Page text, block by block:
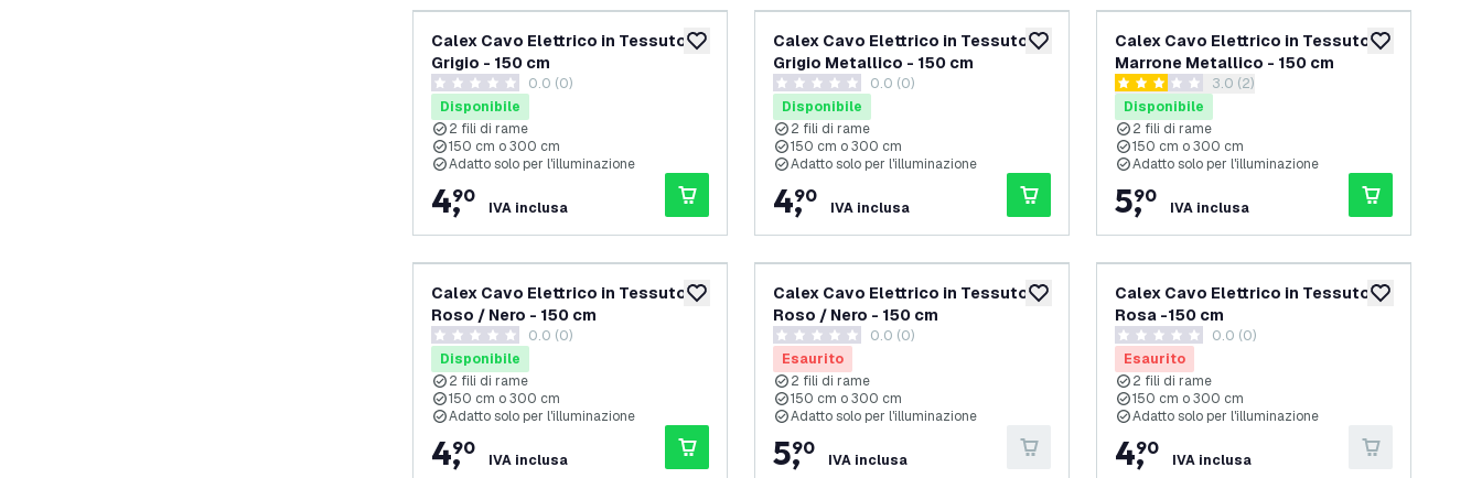
aggiungi alla lista desideri
Calex Cavo Elettrico in Tessuto -
Grigio - 150 cm
0 stelle di valutazione
0.0 (0)
Disponibile
2 fili di rame
150 cm o 300 cm
Adatto solo per l'illuminazione
4,
90
IVA inclusa
aggiungi alla lista desideri
Calex Cavo Elettrico in Tessuto -
Grigio Metallico - 150 cm
0 stelle di valutazione
0.0 (0)
Disponibile
2 fili di rame
150 cm o 300 cm
Adatto solo per l'illuminazione
4,
90
IVA inclusa
aggiungi alla
Calex Cavo Elettrico in Tessuto -
Marrone Metallico - 150 cm
apri il cassetto delle recensioni
3 stelle di valutazione
3.0 (2)
Disponibile
2 fili di rame
150 cm o 300 cm
Adatto solo per l'illuminazione
5,
90
IVA inclusa
aggiungi alla lista desideri
Calex Cavo Elettrico in Tessuto -
Roso / Nero - 150 cm
0 stelle di valutazione
0.0 (0)
Disponibile
2 fili di rame
150 cm o 300 cm
Adatto solo per l'illuminazione
4,
90
IVA inclusa
aggiungi alla lista desideri
Calex Cavo Elettrico in Tessuto -
Roso / Nero - 150 cm
0 stelle di valutazione
0.0 (0)
Esaurito
2 fili di rame
150 cm o 300 cm
Adatto solo per l'illuminazione
5,
90
IVA inclusa
aggiungi alla
Calex Cavo Elettrico in Tessuto -
Rosa -150 cm
0 stelle di valutazione
0.0 (0)
Esaurito
2 fili di rame
150 cm o 300 cm
Adatto solo per l'illuminazione
4,
90
IVA inclusa